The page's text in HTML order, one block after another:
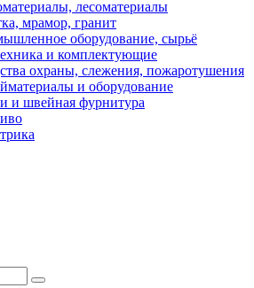
лесоматериалы
мрамор, гранит
оборудование, сырьё
и комплектующие
охраны, слежения, пожаротушения
и оборудование
и швейная фурнитура